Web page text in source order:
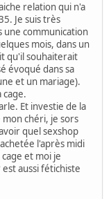
relation qui n'a
Je suis très
une communication
mois, dans un
qu'il souhaiterait
évoqué dans sa
et un mariage).
cage.
Et investie de la
chéri, je sors
quel sexshop
l'après midi
et moi je
aussi fétichiste